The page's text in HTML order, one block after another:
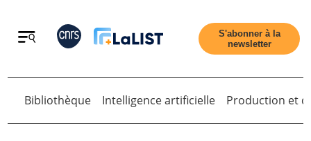
Retour
S'abonner à la
newsletter
Bibliothèque Intelligence artificielle Production et